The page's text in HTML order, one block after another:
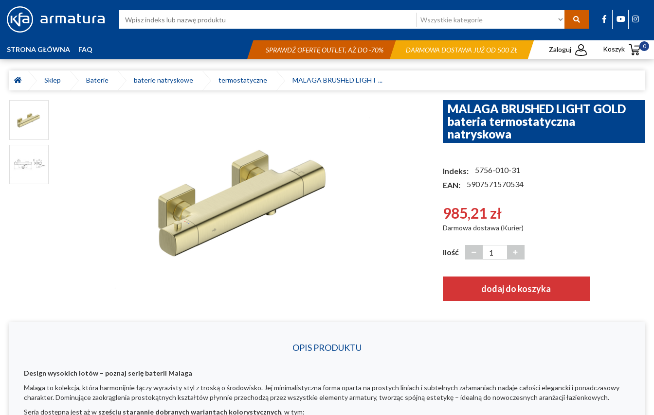
STRONA GŁÓWNA FAQ SPRAWDŹ OFERTĘ OUTLET, AŻ DO -70% DARMOWA DOSTAWA JUŻ OD 500 ZŁ Zaloguj Koszyk 0
Sklep Baterie baterie natryskowe termostatyczne MALAGA BRUSHED LIGHT ...
MALAGA BRUSHED LIGHT GOLD
bateria termostatyczna
natryskowa
Indeks:
5756-010-31
EAN:
5907571570534
985,21 zł
Darmowa dostawa (Kurier)
Ilość
dodaj do koszyka
OPIS PRODUKTU
Design wysokich lotów – poznaj serię baterii Malaga
Malaga to kolekcja, która harmonijnie łączy wyrazisty styl z troską o środowisko. Jej minimalistyczna forma oparta na prostych liniach i subtelnych załamaniach nadaje całości elegancki i ponadczasowy
charakter. Dominujące zaokrąglenia prostokątnych kształtów płynnie przechodzą przez wszystkie elementy armatury, tworząc spójną estetykę – idealną do nowoczesnych aranżacji łazienkowych.
Seria dostępna jest aż w sześciu starannie dobranych wariantach kolorystycznych, w tym: